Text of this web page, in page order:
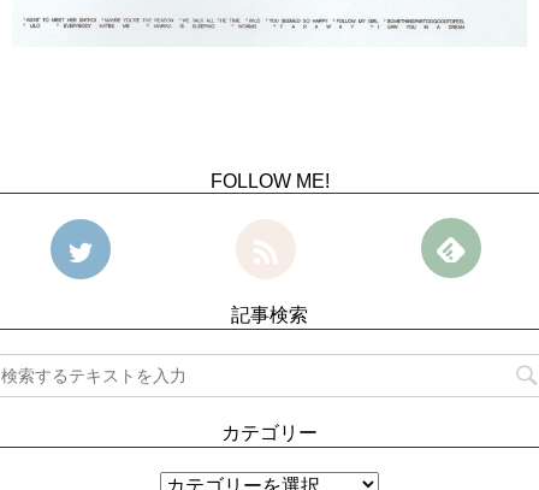
FOLLOW ME!
記事検索
カテゴリー